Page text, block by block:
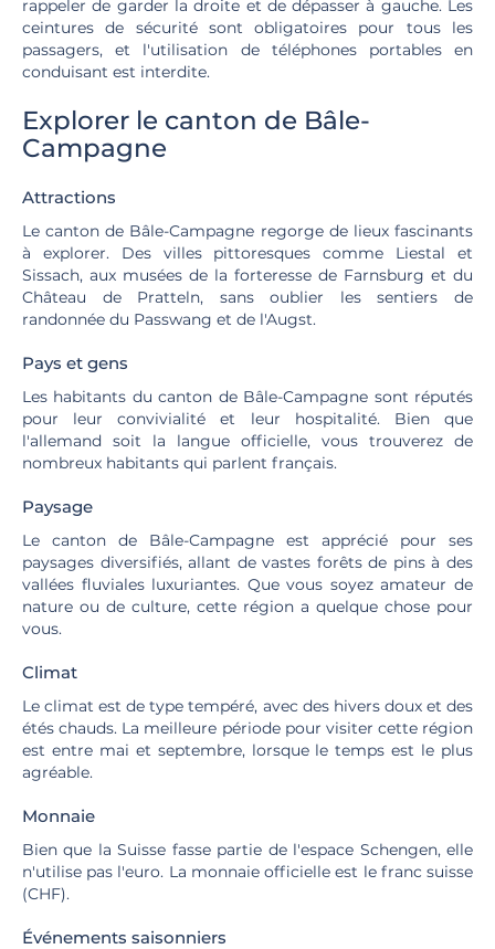
rappeler de garder la droite et de dépasser à gauche. Les
ceintures de sécurité sont obligatoires pour tous les
passagers, et l'utilisation de téléphones portables en
conduisant est interdite.
Explorer le canton de Bâle-
Campagne
Attractions
Le canton de Bâle-Campagne regorge de lieux fascinants
à explorer. Des villes pittoresques comme Liestal et
Sissach, aux musées de la forteresse de Farnsburg et du
Château de Pratteln, sans oublier les sentiers de
randonnée du Passwang et de l'Augst.
Pays et gens
Les habitants du canton de Bâle-Campagne sont réputés
pour leur convivialité et leur hospitalité. Bien que
l'allemand soit la langue officielle, vous trouverez de
nombreux habitants qui parlent français.
Paysage
Le canton de Bâle-Campagne est apprécié pour ses
paysages diversifiés, allant de vastes forêts de pins à des
vallées fluviales luxuriantes. Que vous soyez amateur de
nature ou de culture, cette région a quelque chose pour
vous.
Climat
Le climat est de type tempéré, avec des hivers doux et des
étés chauds. La meilleure période pour visiter cette région
est entre mai et septembre, lorsque le temps est le plus
agréable.
Monnaie
Bien que la Suisse fasse partie de l'espace Schengen, elle
n'utilise pas l'euro. La monnaie officielle est le franc suisse
(CHF).
Événements saisonniers